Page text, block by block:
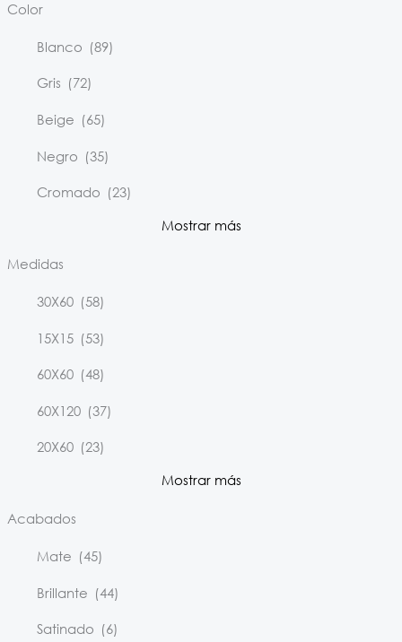
Color
Blanco (89)
Gris (72)
Beige (65)
Negro (35)
Cromado (23)
Mostrar más
Medidas
30X60 (58)
15X15 (53)
60X60 (48)
60X120 (37)
20X60 (23)
Mostrar más
Acabados
Mate (45)
Brillante (44)
Satinado (6)